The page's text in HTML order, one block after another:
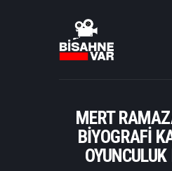
MERT
BIYOGRAFI
FILMLER
DIZILER
OYUNCULAR